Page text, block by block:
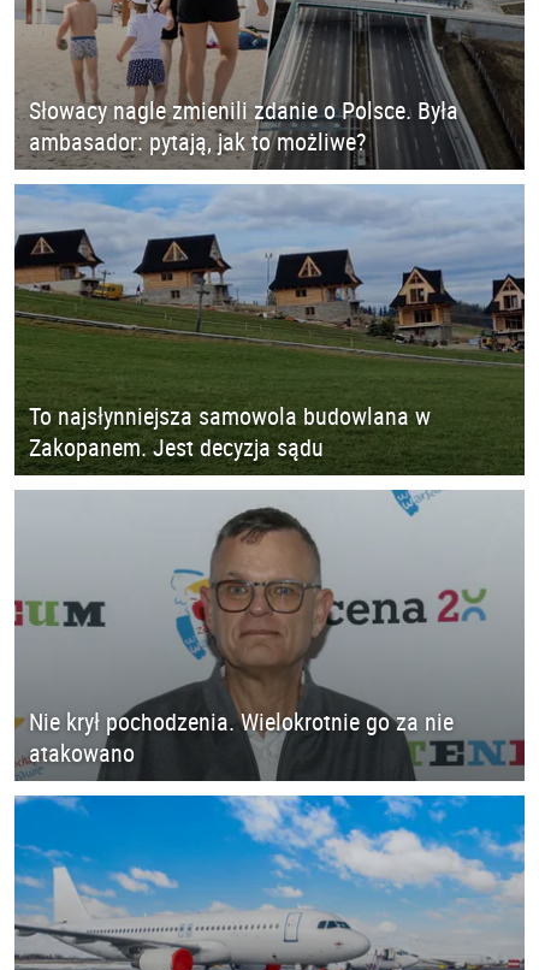
Słowacy nagle zmienili zdanie o Polsce. Była
ambasador: pytają, jak to możliwe?
To najsłynniejsza samowola budowlana w
Zakopanem. Jest decyzja sądu
Nie krył pochodzenia. Wielokrotnie go za nie
atakowano